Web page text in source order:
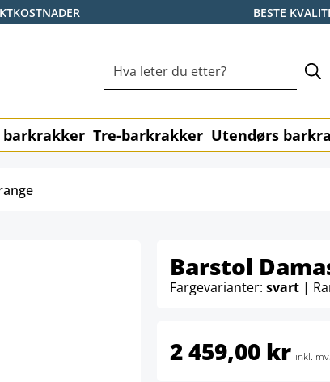
BESTE
barkrakker Tre-barkrakker Utendørs
Barstol
Fargevarianter: svart |
2 459,00 kr inkl.